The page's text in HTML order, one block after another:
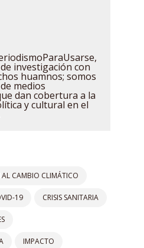
investigación con
huamnos; somos
medios
dan cobertura a la
y cultural en el
CAMBIO CLIMÁTICO
19 CRISIS SANITARIA
IMPACTO